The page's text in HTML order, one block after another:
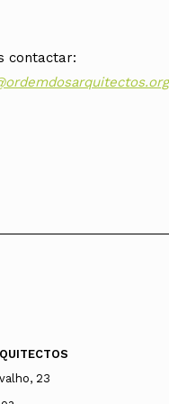
contactar:
23